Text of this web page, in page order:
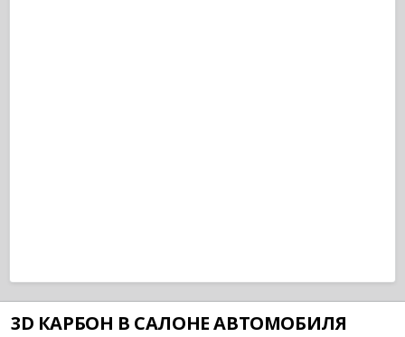
3D КАРБОН В САЛОНЕ АВТОМОБИЛЯ